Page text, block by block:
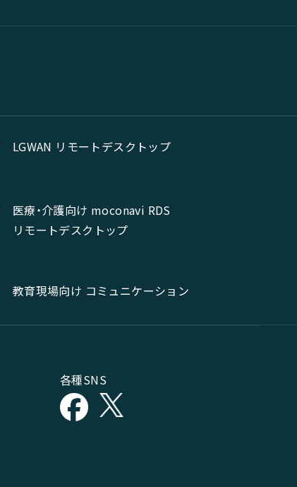
LGWAN リモートデスクトップ
医療・介護向け moconavi RDS
リモートデスクトップ
教育現場向け コミュニケーション
各種SNS